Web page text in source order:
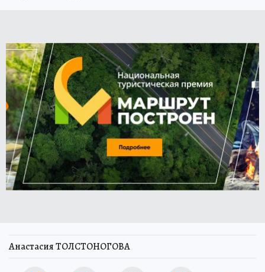
Анастасия ТОЛСТОНОГОВА